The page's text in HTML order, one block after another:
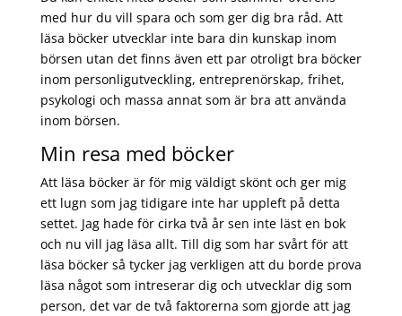
med hur du vill spara och som ger dig bra råd. Att
läsa böcker utvecklar inte bara din kunskap inom
börsen utan det finns även ett par otroligt bra böcker
inom personligutveckling, entreprenörskap, frihet,
psykologi och massa annat som är bra att använda
inom börsen.
Min resa med böcker
Att läsa böcker är för mig väldigt skönt och ger mig
ett lugn som jag tidigare inte har uppleft på detta
settet. Jag hade för cirka två år sen inte läst en bok
och nu vill jag läsa allt. Till dig som har svårt för att
läsa böcker så tycker jag verkligen att du borde prova
läsa något som intreserar dig och utvecklar dig som
person, det var de två faktorerna som gjorde att jag